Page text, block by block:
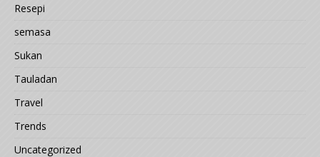
Resepi
semasa
Sukan
Tauladan
Travel
Trends
Uncategorized